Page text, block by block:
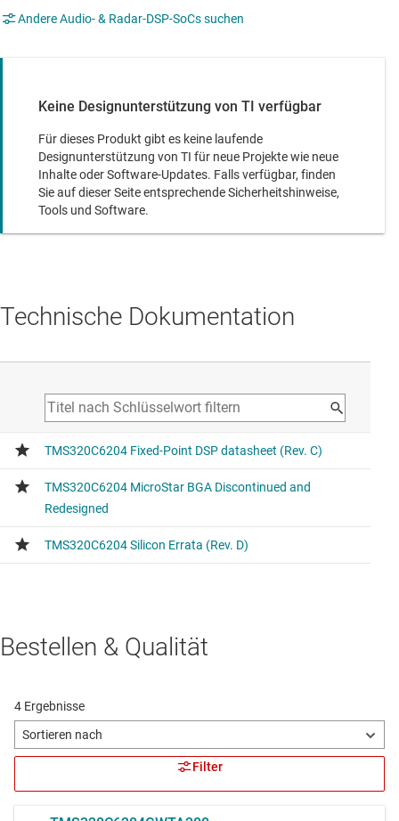
Andere Audio- & Radar-DSP-SoCs suchen
Keine Designunterstützung von TI verfügbar
Für dieses Produkt gibt es keine laufende
Designunterstützung von TI für neue Projekte wie neue
Inhalte oder Software-Updates. Falls verfügbar, finden
Sie auf dieser Seite entsprechende Sicherheitshinweise,
Tools und Software.
Technische Dokumentation
Bestellen & Qualität